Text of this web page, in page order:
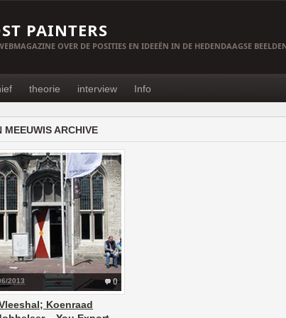
PAINTERS
OVER DE POSITIES EN IDEEËN IN DE HEDENDAAGSE
theorie interview Info
MEEUWIS ARCHIVE
0
2013
Koenraad